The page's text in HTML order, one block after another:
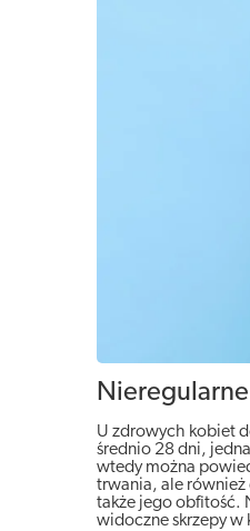
U zdrowych kobiet
średnio 28 dni,
wtedy można
trwania, ale również
także jego obfitość.
widoczne skrzepy w